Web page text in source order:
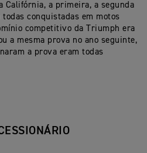
Califórnia, a primeira, a segunda
conquistadas em motos
competitivo da Triumph era
a mesma prova no ano seguinte,
a prova eram todas